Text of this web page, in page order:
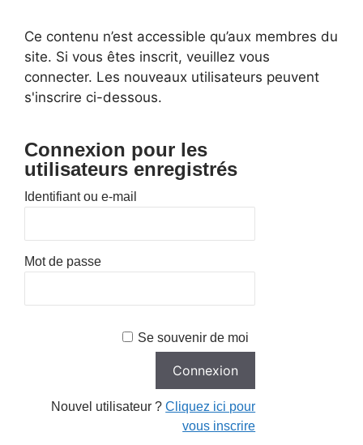
Ce contenu n’est accessible qu’aux membres du
site. Si vous êtes inscrit, veuillez vous
connecter. Les nouveaux utilisateurs peuvent
s'inscrire ci-dessous.
Connexion pour les
utilisateurs enregistrés
Identifiant ou e-mail
Mot de passe
Se souvenir de moi
Nouvel utilisateur ?Cliquez ici pour
vous inscrire